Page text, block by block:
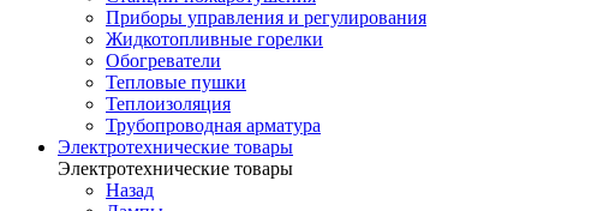
Приборы управления и регулирования
Жидкотопливные горелки
Обогреватели
Тепловые пушки
Теплоизоляция
Трубопроводная арматура
Электротехнические товары
Электротехнические товары
Назад